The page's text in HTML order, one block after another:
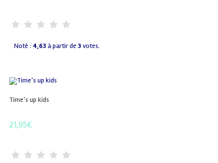
Noté : 4,63 à partir de 3 votes.
Time’s up kids
21,95€